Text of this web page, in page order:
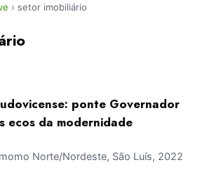
› setor imobiliário
ponte Governador
ecos da modernidade
Norte/Nordeste, São Luís, 2022